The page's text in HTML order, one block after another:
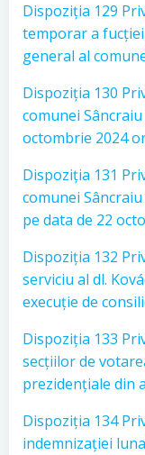
Dispoziția 129
temporar a
general al
Dispoziția 130
comunei
octombrie 2024
Dispoziția 131
comunei
pe data de 22
Dispoziția 132
serviciu al dl.
execuție de
Dispoziția 133
secțiilor de
prezidențiale din
Dispoziția 134
indemnizației